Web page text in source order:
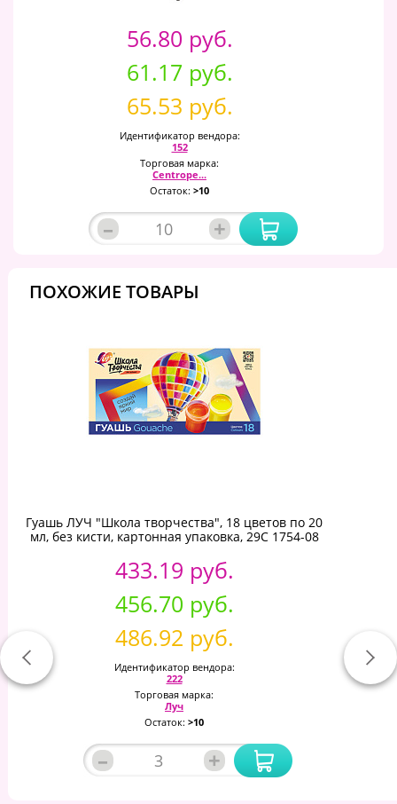
56.80 руб.
61.17 руб.
65.53 руб.
Идентификатор вендора:
152
Торговая марка:
Centrope...
Остаток: >10
– +
ПОХОЖИЕ ТОВАРЫ
Гуашь ЛУЧ "Школа творчества", 18 цветов по 20
мл, без кисти, картонная упаковка, 29С 1754-08
433.19 руб.
456.70 руб.
486.92 руб.
Идентификатор вендора:
222
Торговая марка:
Луч
Остаток: >10
– +